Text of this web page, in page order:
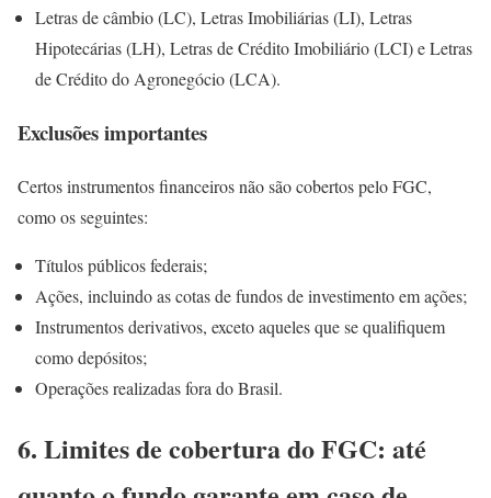
Letras de câmbio (LC), Letras Imobiliárias (LI), Letras
Hipotecárias (LH), Letras de Crédito Imobiliário (LCI) e Letras
de Crédito do Agronegócio (LCA).
Exclusões importantes
Certos instrumentos financeiros não são cobertos pelo FGC,
como os seguintes:
Títulos públicos federais;
Ações, incluindo as cotas de fundos de investimento em ações;
Instrumentos derivativos, exceto aqueles que se qualifiquem
como depósitos;
Operações realizadas fora do Brasil.
6. Limites de cobertura do FGC: até